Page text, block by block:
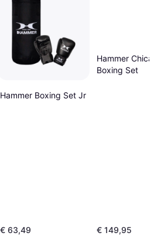
Hammer Boxing Set Jr
€ 63,49
Hammer
Boxing Set
€ 149,95